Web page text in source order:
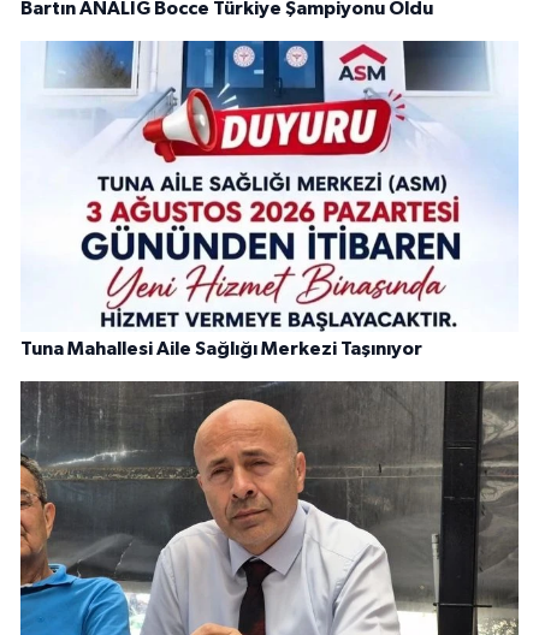
Bartın ANALİG Bocce Türkiye Şampiyonu Oldu
Tuna Mahallesi Aile Sağlığı Merkezi Taşınıyor